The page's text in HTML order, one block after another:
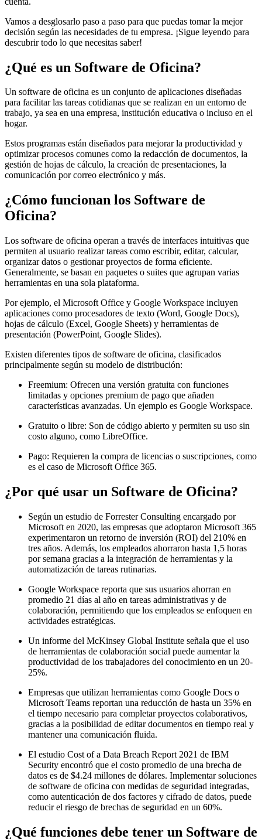
Vamos a desglosarlo paso a paso para que puedas tomar la mejor
decisión según las necesidades de tu empresa. ¡Sigue leyendo para
descubrir todo lo que necesitas saber!
¿Qué es un Software de Oficina?
Un software de oficina es un conjunto de aplicaciones diseñadas
para facilitar las tareas cotidianas que se realizan en un entorno de
trabajo, ya sea en una empresa, institución educativa o incluso en el
hogar.
Estos programas están diseñados para mejorar la productividad y
optimizar procesos comunes como la redacción de documentos, la
gestión de hojas de cálculo, la creación de presentaciones, la
comunicación por correo electrónico y más.
¿Cómo funcionan los Software de
Oficina?
Los software de oficina operan a través de interfaces intuitivas que
permiten al usuario realizar tareas como escribir, editar, calcular,
organizar datos o gestionar proyectos de forma eficiente.
Generalmente, se basan en paquetes o suites que agrupan varias
herramientas en una sola plataforma.
Por ejemplo, el Microsoft Office y Google Workspace incluyen
aplicaciones como procesadores de texto (Word, Google Docs),
hojas de cálculo (Excel, Google Sheets) y herramientas de
presentación (PowerPoint, Google Slides).
Existen diferentes tipos de software de oficina, clasificados
principalmente según su modelo de distribución:
Freemium: Ofrecen una versión gratuita con funciones
limitadas y opciones premium de pago que añaden
características avanzadas. Un ejemplo es Google Workspace.
Gratuito o libre: Son de código abierto y permiten su uso sin
costo alguno, como LibreOffice.
Pago: Requieren la compra de licencias o suscripciones, como
es el caso de Microsoft Office 365.
¿Por qué usar un Software de Oficina?
Según un estudio de Forrester Consulting encargado por
Microsoft en 2020, las empresas que adoptaron Microsoft 365
experimentaron un retorno de inversión (ROI) del 210% en
tres años. Además, los empleados ahorraron hasta 1,5 horas
por semana gracias a la integración de herramientas y la
automatización de tareas rutinarias.
Google Workspace reporta que sus usuarios ahorran en
promedio 21 días al año en tareas administrativas y de
colaboración, permitiendo que los empleados se enfoquen en
actividades estratégicas.
Un informe del McKinsey Global Institute señala que el uso
de herramientas de colaboración social puede aumentar la
productividad de los trabajadores del conocimiento en un 20-
25%.
Empresas que utilizan herramientas como Google Docs o
Microsoft Teams reportan una reducción de hasta un 35% en
el tiempo necesario para completar proyectos colaborativos,
gracias a la posibilidad de editar documentos en tiempo real y
mantener una comunicación fluida.
El estudio Cost of a Data Breach Report 2021 de IBM
Security encontró que el costo promedio de una brecha de
datos es de $4.24 millones de dólares. Implementar soluciones
de software de oficina con medidas de seguridad integradas,
como autenticación de dos factores y cifrado de datos, puede
reducir el riesgo de brechas de seguridad en un 60%.
¿Qué funciones debe tener un Software de